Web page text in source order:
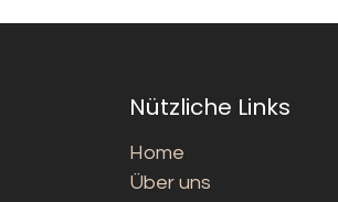
Nützliche Links
Home
Über uns